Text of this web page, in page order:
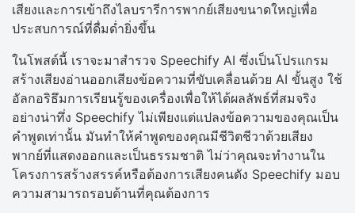
เสียงและการเข้าถึงไลบรารีการพากย์เสียงขนาดใหญ่เพื่อ
ประสบการณ์ที่ดื่มด่ำยิ่งขึ้น
ในโพสต์นี้ เราจะมาสำรวจ Speechify AI ซึ่งเป็นโปรแกรม
สร้างเสียงอ่านออกเสียงข้อความที่ขับเคลื่อนด้วย AI ขั้นสูง ใช้
อัลกอริธึมการเรียนรู้ของเครื่องเพื่อให้ได้ผลลัพธ์ที่สมจริง
อย่างน่าทึ่ง Speechify ไม่เพียงแต่แปลงข้อความของคุณเป็น
คำพูดเท่านั้น มันทำให้คำพูดของคุณมีชีวิตชีวาด้วยเสียง
พากย์ที่แสดงออกและเป็นธรรมชาติ ไม่ว่าคุณจะทำงานใน
โครงการสร้างสรรค์หรือต้องการเสียงคนดัง Speechify มอบ
ความสามารถรอบด้านที่คุณต้องการ